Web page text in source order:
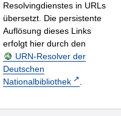
Resolvingdienstes in URLs
übersetzt. Die persistente
Auflösung dieses Links
erfolgt hier durch den
URN-Resolver der
Deutschen
Nationalbibliothek
.